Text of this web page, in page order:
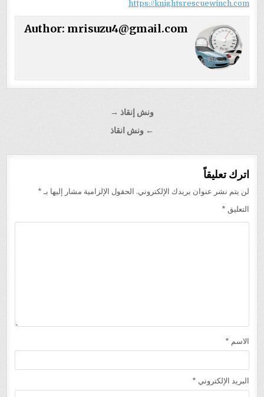
https://knightsrescuewinch.com
Author: mrisuzu4@gmail.com
ونش إنقاذ →
← ونش انقاذ
اترك تعليقاً
لن يتم نشر عنوان بريدك الإلكتروني. الحقول الإلزامية مشار إليها بـ *
التعليق *
الاسم *
البريد الإلكتروني *